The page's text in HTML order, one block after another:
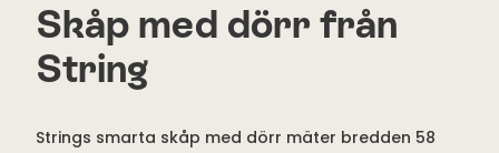
Skåp med dörr från
String
Strings smarta skåp med dörr mäter bredden 58